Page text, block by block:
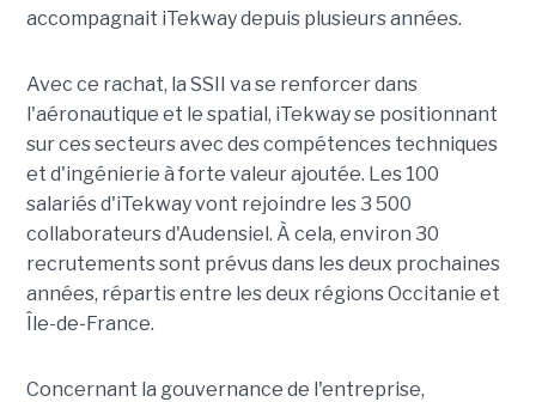
accompagnait iTekway depuis plusieurs années.
Avec ce rachat, la SSII va se renforcer dans
l'aéronautique et le spatial, iTekway se positionnant
sur ces secteurs avec des compétences techniques
et d'ingénierie à forte valeur ajoutée. Les 100
salariés d'iTekway vont rejoindre les 3 500
collaborateurs d'Audensiel. À cela, environ 30
recrutements sont prévus dans les deux prochaines
années, répartis entre les deux régions Occitanie et
Île-de-France.
Concernant la gouvernance de l'entreprise,